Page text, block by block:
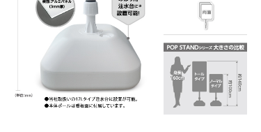
車・バイク関連 その他
OTHER ITEMS
お支払方法
オリジナルオーダー制作事例